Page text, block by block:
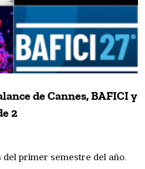
de Cannes, BAFICI y
2
del primer semestre del año.